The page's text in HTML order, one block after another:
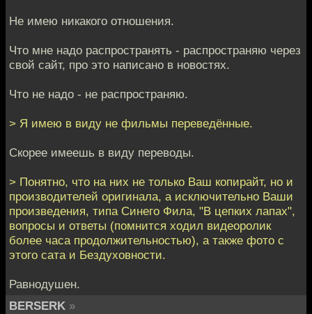
Не имею никакого отношения.
Что мне надо распространять - распространяю через
свой сайт, про это написано в новостях.
Что не надо - не распространяю.
> Я имею в виду не фильмы переведённые.
Скорее имеешь в виду переводы.
> Понятно, что на них не только Ваш копирайт, но и
производителей оригинала, а исключительно Ваши
произведения, типа Синего Фила, "В цепких лапах",
вопросы и ответы (помнится ходил видеоролик
более часа продолжительностью), а также фото с
этого сата и Бездуховности.
Равнодушен.
BERSERK »